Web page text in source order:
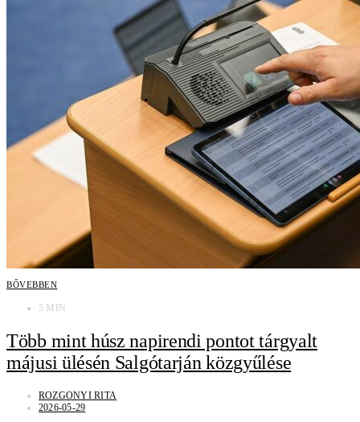
BŐVEBBEN
5 MIN
Több mint húsz napirendi pontot tárgyalt
májusi ülésén Salgótarján közgyűlése
ROZGONYI RITA
2026-05-29